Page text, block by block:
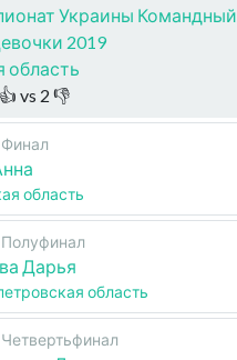
Украины Командный
2019
область
👍 vs 2 👎
Финал
область
Полуфинал
Дарья
область
Четвертьфинал